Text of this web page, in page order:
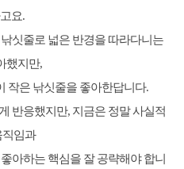
요.
싯줄로 넓은 반경을 따라다니는
했지만,
작은 낚싯줄을 좋아한답니다.
반응했지만, 지금은 정말 사실적
직임과
아하는 핵심을 잘 공략해야 합니